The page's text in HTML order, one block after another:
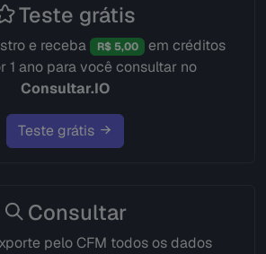
Teste grátis
e receba R$ 5,00
em créditos
1 ano para você consultar no
Consultar.IO
Teste grátis
Consultar
pelo CFM todos os dados